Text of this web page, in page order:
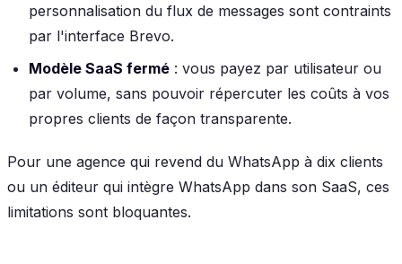
personnalisation du flux de messages sont contraints
par l'interface Brevo.
Modèle SaaS fermé : vous payez par utilisateur ou
par volume, sans pouvoir répercuter les coûts à vos
propres clients de façon transparente.
Pour une agence qui revend du WhatsApp à dix clients
ou un éditeur qui intègre WhatsApp dans son SaaS, ces
limitations sont bloquantes.